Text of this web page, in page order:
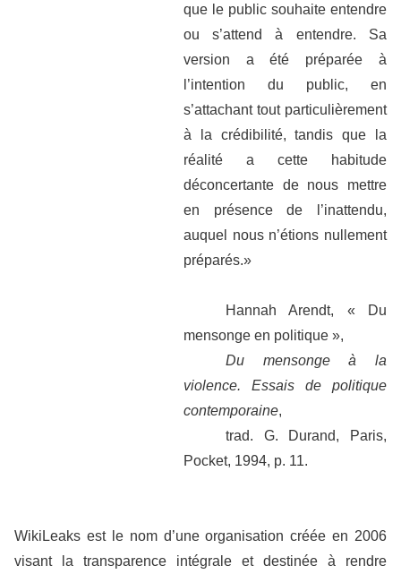
que le public souhaite entendre
ou s’attend à entendre. Sa
version a été préparée à
l’intention du public, en
s’attachant tout particulièrement
à la crédibilité, tandis que la
réalité a cette habitude
déconcertante de nous mettre
en présence de l’inattendu,
auquel nous n’étions nullement
préparés.»
Hannah Arendt, « Du
mensonge en politique »,
Du mensonge à la
violence. Essais de politique
contemporaine,
trad. G. Durand, Paris,
Pocket, 1994, p. 11.
WikiLeaks est le nom d’une organisation créée en 2006
visant la transparence intégrale et destinée à rendre